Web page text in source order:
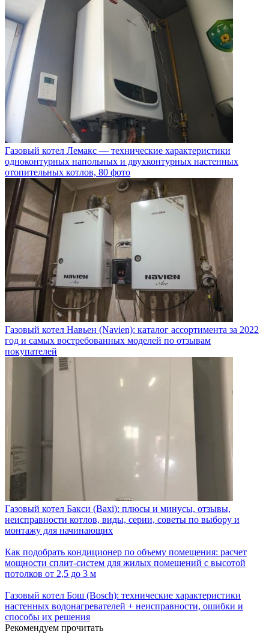
Газовый котел Лемакс — технические характеристики
одноконтурных напольных и двухконтурных настенных
отопительных котлов, 80 фото
Газовый котел Навьен (Navien): каталог ассортимента за 2022
год и самых востребованных моделей по отзывам
покупателей
Газовый котел Бакси (Baxi): плюсы и минусы, отзывы,
неисправности котлов, виды, серии, советы по выбору и
монтажу для начинающих
Как подобрать кондиционер по объему помещения: расчет
мощности сплит-систем для жилых помещений с высотой
потолков от 2,5 до 3 м
Газовый котел Бош (Bosch): технические характеристики
настенных водонагревателей + неисправности, ошибки и
способы их решения
Рекомендуем прочитать